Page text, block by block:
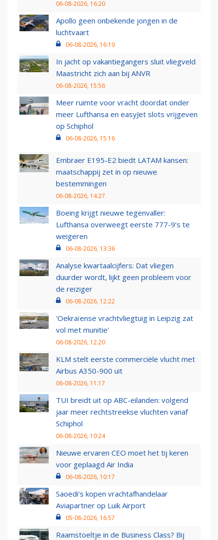
06-08-2026, 16:20
Apollo geen onbekende jongen in de
luchtvaart
06-08-2026, 16:19
In jacht op vakantiegangers sluit vliegveld
Maastricht zich aan bij ANVR
06-08-2026, 15:56
Meer ruimte voor vracht doordat onder
meer Lufthansa en easyJet slots vrijgeven
op Schiphol
06-08-2026, 15:16
Embraer E195-E2 biedt LATAM kansen:
maatschappij zet in op nieuwe
bestemmingen
06-08-2026, 14:27
Boeing krijgt nieuwe tegenvaller:
Lufthansa overweegt eerste 777-9’s te
weigeren
06-08-2026, 13:36
Analyse kwartaalcijfers: Dat vliegen
duurder wordt, lijkt geen probleem voor
de reiziger
06-08-2026, 12:22
'Oekraïense vrachtvliegtuig in Leipzig zat
vol met munitie'
06-08-2026, 12:20
KLM stelt eerste commerciële vlucht met
Airbus A350-900 uit
06-08-2026, 11:17
TUI breidt uit op ABC-eilanden: volgend
jaar meer rechtstreekse vluchten vanaf
Schiphol
06-08-2026, 10:24
Nieuwe ervaren CEO moet het tij keren
voor geplaagd Air India
06-08-2026, 10:17
Saoedi’s kopen vrachtafhandelaar
Aviapartner op Luik Airport
05-08-2026, 16:57
Raamstoeltje in de Business Class? Bij